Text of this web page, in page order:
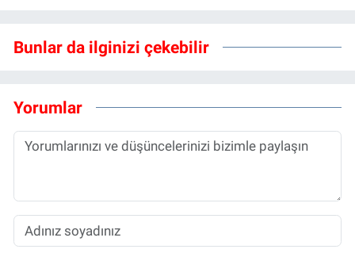
Bunlar da ilginizi çekebilir
Yorumlar